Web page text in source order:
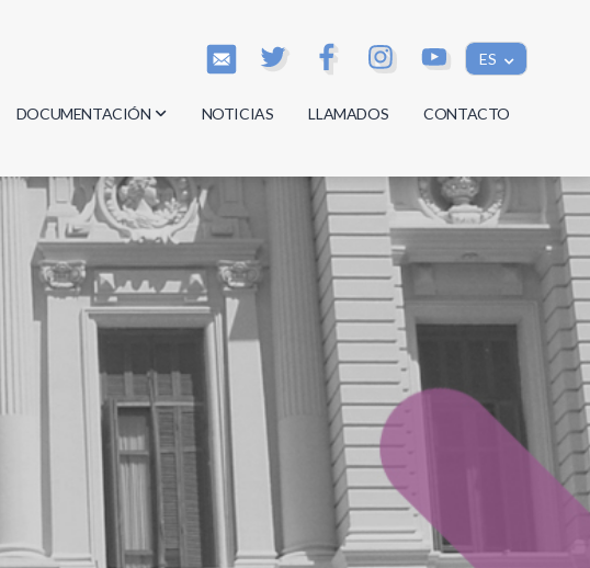
ES
DOCUMENTACIÓN
Actas
Reglamentos
Documentos
NOTICIAS LLAMADOS CONTACTO